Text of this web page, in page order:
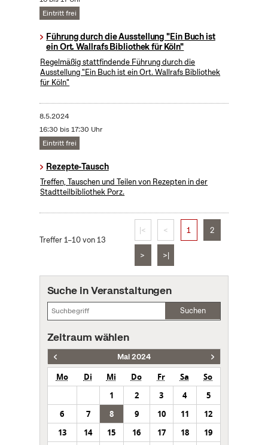
Eintritt frei
Führung durch die Ausstellung "Ein Buch ist
ein Ort. Wallrafs Bibliothek für Köln"
Regelmäßig stattfindende Führung durch die
Ausstellung "Ein Buch ist ein Ort. Wallrafs Bibliothek
für Köln"
8.5.2024
16:30 bis 17:30 Uhr
Eintritt frei
Rezepte-Tausch
Treffen, Tauschen und Teilen von Rezepten in der
Stadtteilbibliothek Porz.
Treffer 1–10 von 13
|< < 1 2
> >|
Suche in Veranstaltungen
Suchen
Zeitraum wählen
Mai 2024
Mo Di Mi Do Fr Sa
So
1
2 3 4
5
6
7 8 9 10 11
12
13
14 15 16 17 18
19